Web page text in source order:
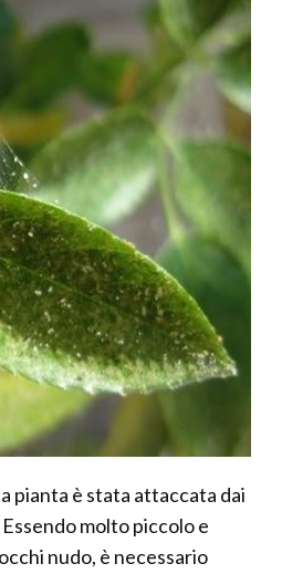
pianta è stata attaccata dai
molto piccolo e
nudo, è necessario